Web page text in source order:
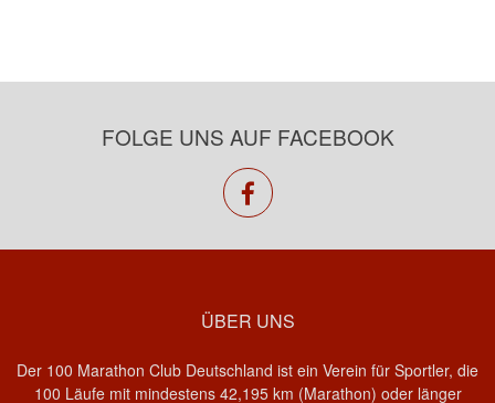
FOLGE UNS AUF FACEBOOK
facebook
ÜBER UNS
Der 100 Marathon Club Deutschland ist ein Verein für Sportler, die
100 Läufe mit mindestens 42,195 km (Marathon) oder länger